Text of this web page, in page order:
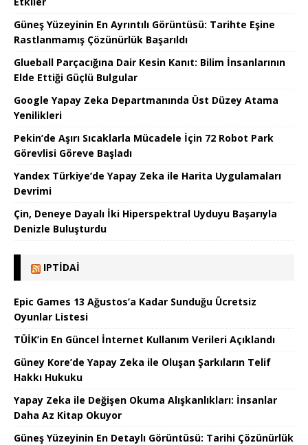
Güneş Yüzeyinin En Ayrıntılı Görüntüsü: Tarihte Eşine
Rastlanmamış Çözünürlük Başarıldı
Glueball Parçacığına Dair Kesin Kanıt: Bilim İnsanlarının
Elde Ettiği Güçlü Bulgular
Google Yapay Zeka Departmanında Üst Düzey Atama
Yenilikleri
Pekin’de Aşırı Sıcaklarla Mücadele İçin 72 Robot Park
Görevlisi Göreve Başladı
Yandex Türkiye’de Yapay Zeka ile Harita Uygulamaları
Devrimi
Çin, Deneye Dayalı İki Hiperspektral Uyduyu Başarıyla
Denizle Buluşturdu
IPTIDAI
Epic Games 13 Ağustos’a Kadar Sunduğu Ücretsiz
Oyunlar Listesi
TÜİK’in En Güncel İnternet Kullanım Verileri Açıklandı
Güney Kore’de Yapay Zeka ile Oluşan Şarkıların Telif
Hakkı Hukuku
Yapay Zeka ile Değişen Okuma Alışkanlıkları: İnsanlar
Daha Az Kitap Okuyor
Güneş Yüzeyinin En Detaylı Görüntüsü: Tarihi Çözünürlük